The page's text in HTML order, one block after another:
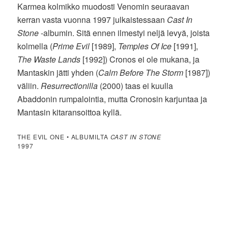
Karmea kolmikko muodosti Venomin seuraavan
kerran vasta vuonna 1997 julkaistessaan Cast In
Stone-albumin. Sitä ennen ilmestyi neljä levyä, joista
kolmella (Prime Evil [1989], Temples Of Ice [1991],
The Waste Lands [1992]) Cronos ei ole mukana, ja
Mantaskin jätti yhden (Calm Before The Storm [1987])
väliin.Resurrectionilla (2000) taas ei kuulla
Abaddonin rumpalointia, mutta Cronosin karjuntaa ja
Mantasin kitaransoittoa kyllä.
THE EVIL ONE • ALBUMILTA CAST IN STONE
1997